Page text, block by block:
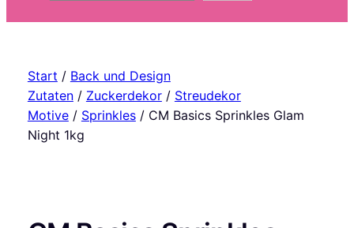
Start / Back und Design
Zutaten/ Zuckerdekor/ Streudekor
Motive/ Sprinkles/ CM Basics Sprinkles Glam
Night 1kg